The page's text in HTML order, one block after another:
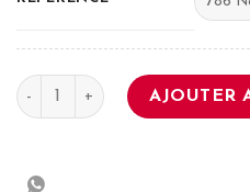
quantité de Trace It Pencil
AJOUTER